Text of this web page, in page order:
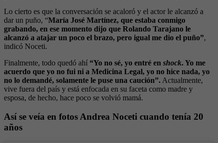
Lo cierto es que la conversación se acaloró y el actor le alcanzó a
dar un puño, “María José Martínez, que estaba conmigo
grabando, en ese momento dijo que Rolando Tarajano le
alcanzó a atajar un poco el brazo, pero igual me dio el puño”,
indicó Noceti.
Finalmente, todo quedó ahí “Yo no sé, yo entré en shock. Yo me
acuerdo que yo no fui ni a Medicina Legal, yo no hice nada, yo
no lo demandé, solamente le puse una caución”. Actualmente,
vive fuera del país y está enfocada en su faceta como madre y
esposa, de hecho, hace poco se volvió mamá.
Así se veía en fotos Andrea Noceti cuando tenía 20
años